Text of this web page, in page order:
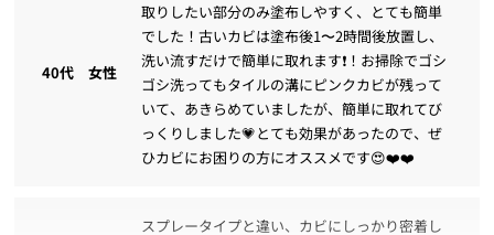
40代 女性
取りしたい部分のみ塗布しやすく、とても簡単
でした！古いカビは塗布後1〜2時間後放置し、
洗い流すだけで簡単に取れます❗！お掃除でゴシ
ゴシ洗ってもタイルの溝にピンクカビが残って
いて、あきらめていましたが、簡単に取れてび
っくりしました💗とても効果があったので、ぜ
ひカビにお困りの方にオススメです😍❤️❤️
スプレータイプと違い、カビにしっかり密着し